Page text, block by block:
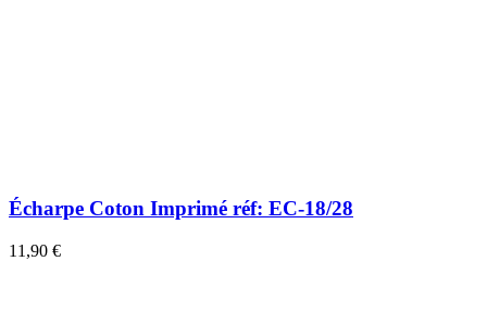
Écharpe Coton Imprimé réf: EC-18/28
11,90 €